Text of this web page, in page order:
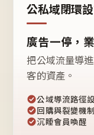
公私域閉環
廣告一停，
把公域流量導
客的資產。
公域導流路徑
回購與裂變機制
沉睡會員喚醒